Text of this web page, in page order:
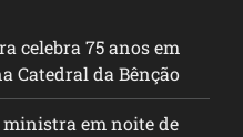
celebra 75 anos em
Catedral da Bênção
em noite de